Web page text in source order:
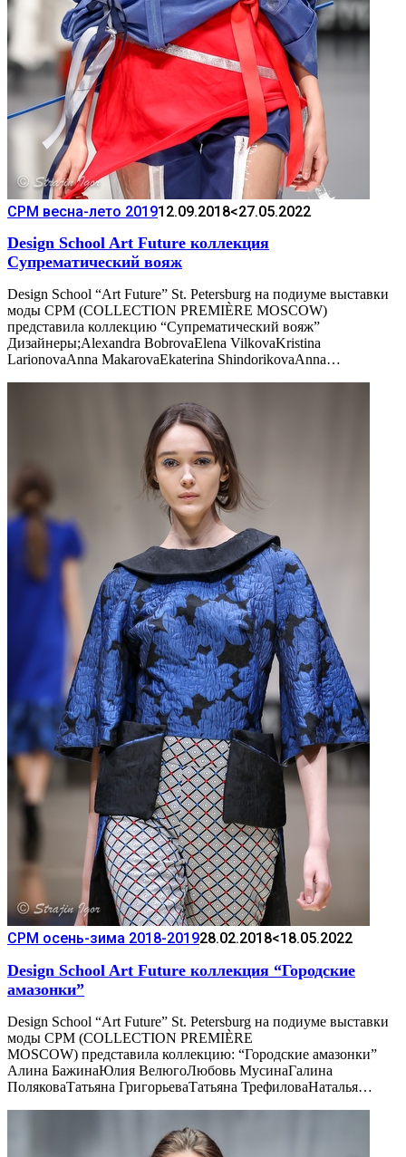
CPM весна-лето 201912.09.2018<27.05.2022
Design School Art Future коллекция
Супрематический вояж
Design School “Art Future” St. Petersburg на подиуме выставки
моды CPM (COLLECTION PREMIÈRE MOSCOW)
представила коллекцию “Супрематический вояж”
Дизайнеры;Alexandra BobrovaElena VilkovaKristina
LarionovaAnna MakarovaEkaterina ShindorikovaAnna…
CPM осень-зима 2018-201928.02.2018<18.05.2022
Design School Art Future коллекция “Городские
амазонки”
Design School “Art Future” St. Petersburg на подиуме выставки
моды CPM (COLLECTION PREMIÈRE
MOSCOW) представила коллекцию: “Городские амазонки”
Алина БажинаЮлия ВелюгоЛюбовь МусинаГалина
ПоляковаТатьяна ГригорьеваТатьяна ТрефиловаНаталья…